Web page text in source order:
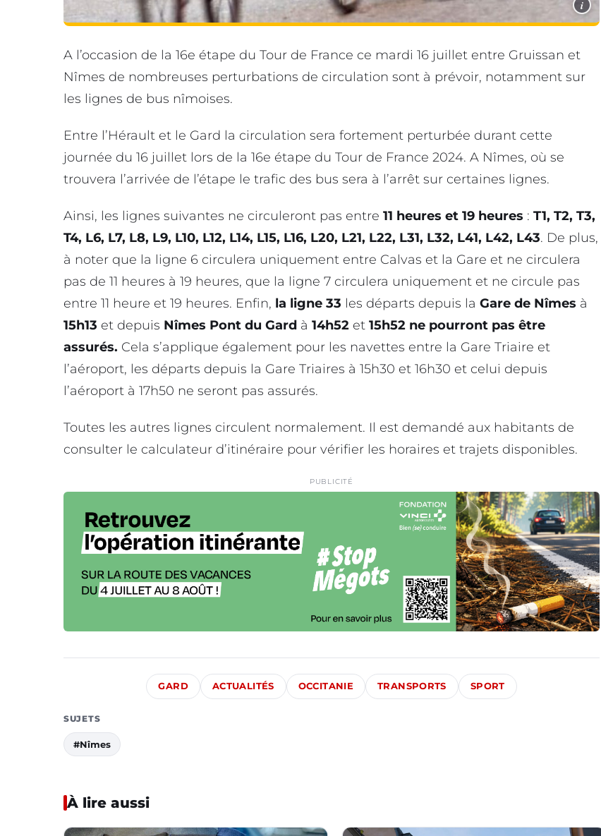
i
A l’occasion de la 16e étape du Tour de France ce mardi 16 juillet entre Gruissan et
Nîmes de nombreuses perturbations de circulation sont à prévoir, notamment sur
les lignes de bus nîmoises.
Entre l’Hérault et le Gard la circulation sera fortement perturbée durant cette
journée du 16 juillet lors de la 16e étape du Tour de France 2024. A Nîmes, où se
trouvera l’arrivée de l’étape le trafic des bus sera à l’arrêt sur certaines lignes.
Ainsi, les lignes suivantes ne circuleront pas entre 11 heures et 19 heures : T1, T2, T3,
T4, L6, L7, L8, L9, L10, L12, L14, L15, L16, L20, L21, L22, L31, L32, L41, L42, L43. De plus,
à noter que la ligne 6 circulera uniquement entre Calvas et la Gare et ne circulera
pas de 11 heures à 19 heures, que la ligne 7 circulera uniquement et ne circule pas
entre 11 heure et 19 heures. Enfin, la ligne 33 les départs depuis la Gare de Nîmes à
15h13 et depuis Nîmes Pont du Gard à 14h52 et 15h52 ne pourront pas être
assurés. Cela s’applique également pour les navettes entre la Gare Triaire et
l’aéroport, les départs depuis la Gare Triaires à 15h30 et 16h30 et celui depuis
l’aéroport à 17h50 ne seront pas assurés.
Toutes les autres lignes circulent normalement. Il est demandé aux habitants de
consulter le calculateur d’itinéraire pour vérifier les horaires et trajets disponibles.
PUBLICITÉ
GARD ACTUALITÉS OCCITANIE TRANSPORTS SPORT
SUJETS
#Nîmes
À lire aussi